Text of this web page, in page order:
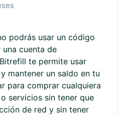
podrás usar un código
cuenta de
te permite usar
mantener un saldo en tu
para comprar cualquiera
servicios sin tener que
de red y sin tener